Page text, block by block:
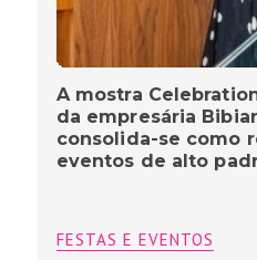
A mostra
da empresária
consolida-se como
eventos de alto
FESTAS E EVENTOS